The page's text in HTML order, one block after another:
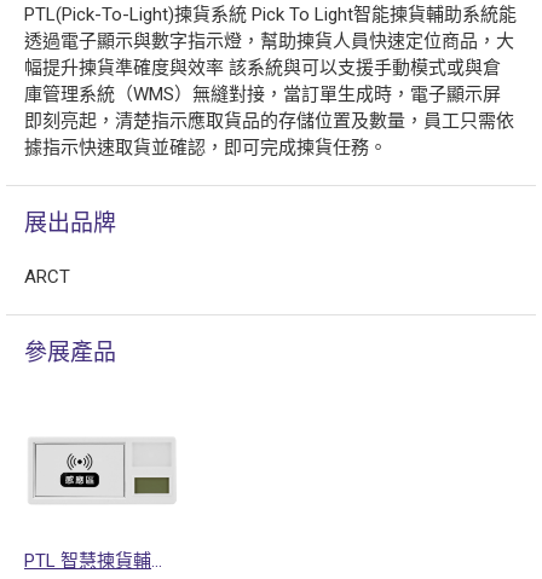
PTL(Pick-To-Light)揀貨系統 Pick To Light智能揀貨輔助系統能
透過電子顯示與數字指示燈，幫助揀貨人員快速定位商品，大
幅提升揀貨準確度與效率 該系統與可以支援手動模式或與倉
庫管理系統（WMS）無縫對接，當訂單生成時，電子顯示屏
即刻亮起，清楚指示應取貨品的存儲位置及數量，員工只需依
據指示快速取貨並確認，即可完成揀貨任務。
展出品牌
ARCT
參展產品